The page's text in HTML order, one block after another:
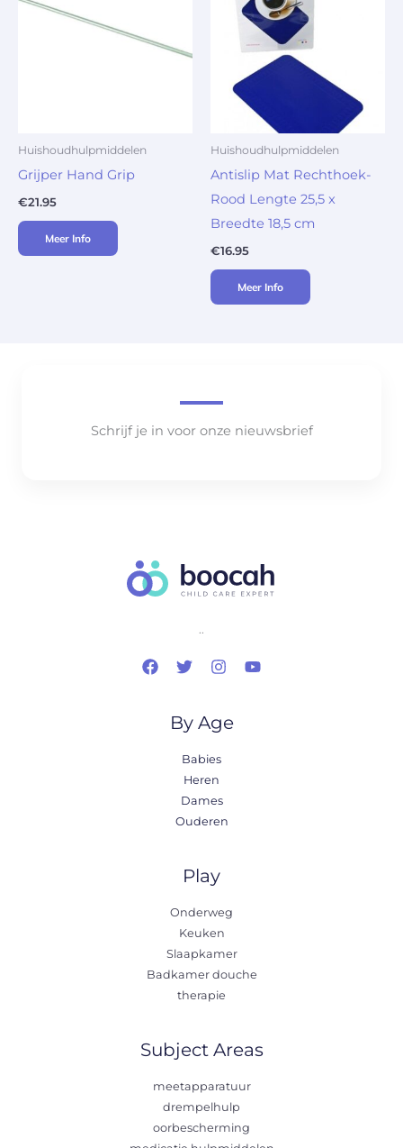
Huishoudhulpmiddelen
Grijper Hand Grip
€21.95
Meer Info
Huishoudhulpmiddelen
Antislip Mat Rechthoek-
Rood Lengte 25,5 x
Breedte 18,5 cm
€16.95
Meer Info
Schrijf je in voor onze nieuwsbrief
..
By Age
Babies
Heren
Dames
Ouderen
Play
Onderweg
Keuken
Slaapkamer
Badkamer douche
therapie
Subject Areas
meetapparatuur
drempelhulp
oorbescherming